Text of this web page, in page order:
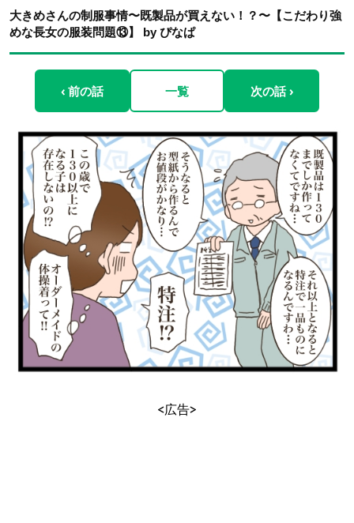
大きめさんの制服事情〜既製品が買えない！？〜【こだわり強
めな長女の服装問題⑬】 by ぴなぱ
‹ 前の話 一覧 次の話 ›
<広告>